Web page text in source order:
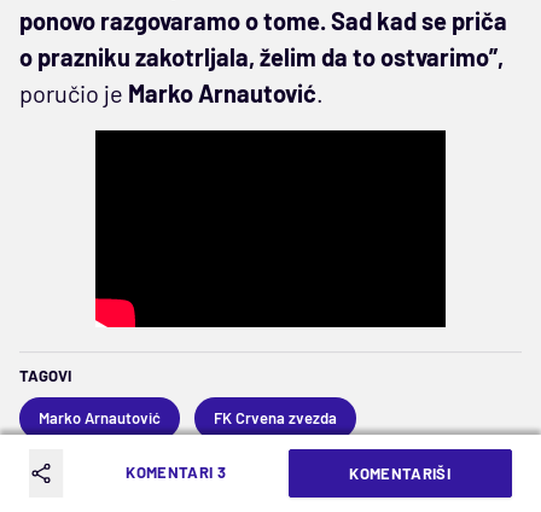
ponovo razgovaramo o tome. Sad kad se priča
o prazniku zakotrljala, želim da to ostvarimo”,
poručio je Marko Arnautović.
TAGOVI
Marko Arnautović FK Crvena zvezda
KOMENTARI 3 KOMENTARIŠI